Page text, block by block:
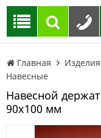
Главная
Навесные
Навесной
90х100 мм